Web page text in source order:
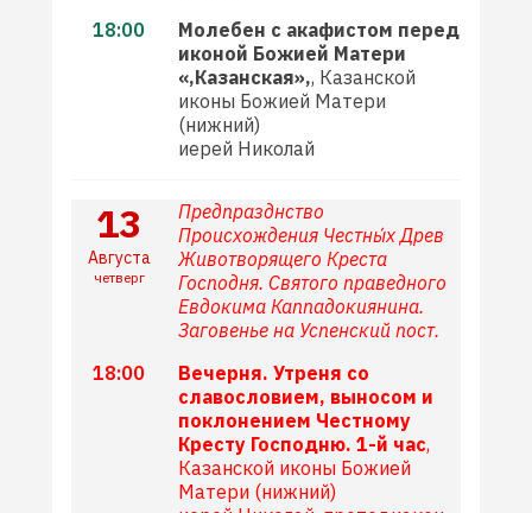
18:00
Молебен с акафистом перед
иконой Божией Матери
«,Казанская»,, Казанской
иконы Божией Матери
(нижний)
иерей Николай
13
Августа
четверг
Предпразднство
Происхождения Честны́х Древ
Животворящего Креста
Господня. Святого праведного
Евдокима Каппадокиянина.
Заговенье на Успенский пост.
18:00
Вечерня. Утреня со
славословием, выносом и
поклонением Честному
Кресту Господню. 1-й час,
Казанской иконы Божией
Матери (нижний)